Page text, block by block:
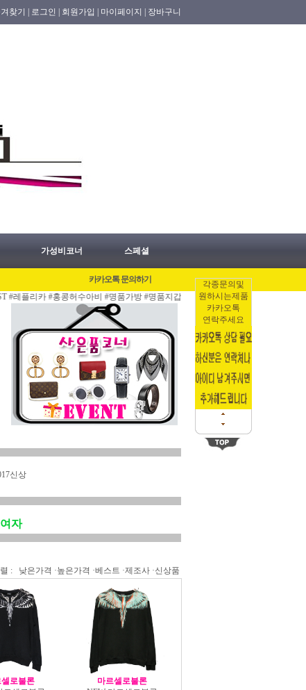
각종문의및
원하시는제품
카카오톡
연락주세요
찾기 | 로그인 | 회원가입 | 마이페이지 | 장바구니
가성비코너 스페셜
카카오톡 문의하기
카 #홍콩허수아비 #명품가방 #명품지갑 #명품의류 #명품시계 #명품신발 업데이트
신상
여자
: 낮은가격 ·높은가격 ·베스트 ·제조사 ·신상품
셀로불론
마르셀로불론